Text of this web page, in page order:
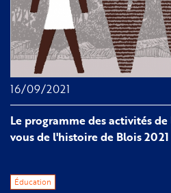
Le programme des activités
vous de l'histoire de Blois 2021
Éducation
16/09/2021